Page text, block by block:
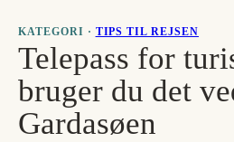
KATEGORI · TIPS TIL REJSEN
Telepass for
bruger du det
Gardasøen